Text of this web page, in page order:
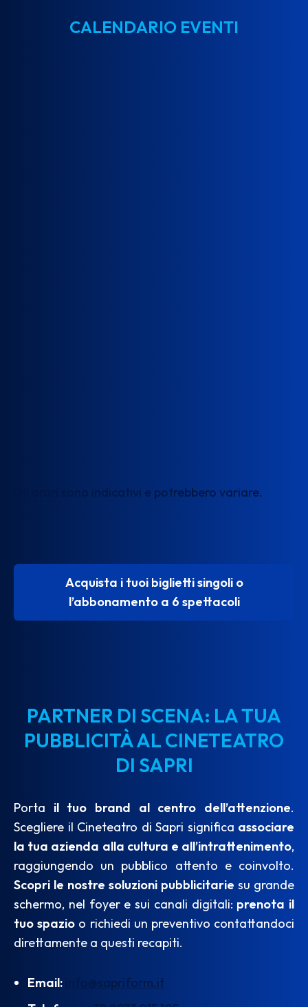
CALENDARIO EVENTI
Gli orari sono indicativi e potrebbero variare.
Acquista i tuoi biglietti singoli o
l’abbonamento a 6 spettacoli
PARTNER DI SCENA: LA TUA
PUBBLICITÀ AL CINETEATRO
DI SAPRI
Porta il tuo brand al centro dell’attenzione.
Scegliere il Cineteatro di Sapri significa associare
la tua azienda alla cultura e all’intrattenimento,
raggiungendo un pubblico attento e coinvolto.
Scopri le nostre soluzioni pubblicitarie su grande
schermo, nel foyer e sui canali digitali: prenota il
tuo spazio o richiedi un preventivo contattandoci
direttamente a questi recapiti.
Email: info@sapriform.it